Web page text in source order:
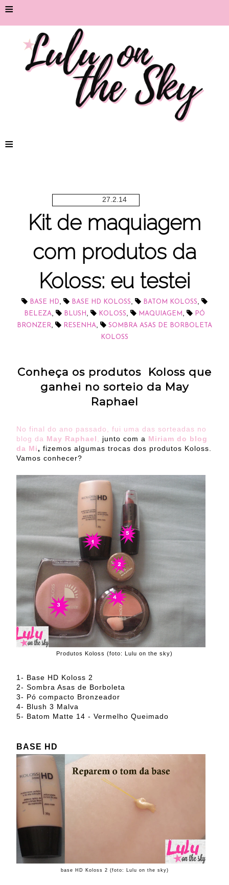
≡
≡
27.2.14
Kit de maquiagem
com produtos da
Koloss: eu testei
BASE HD, BASE HD KOLOSS, BATOM KOLOSS,
BELEZA, BLUSH , KOLOSS, MAQUIAGEM ,
PÓ
BRONZER, RESENHA,
SOMBRA ASAS DE BORBOLETA
KOLOSS
Conheça os produtos Koloss que
ganhei no sorteio da May
Raphael
No final do ano passado, fui uma das sorteadas no
blog da May Raphael junto com a Miriam do blog
da Mi, fizemos algumas trocas dos produtos Koloss.
Vamos conhecer?
Produtos Koloss (foto: Lulu on the sky)
1- Base HD Koloss 2
2- Sombra Asas de Borboleta
3- Pó compacto Bronzeador
4- Blush 3 Malva
5- Batom Matte 14 - Vermelho Queimado
BASE HD
base HD Koloss 2 (foto: Lulu on the sky)